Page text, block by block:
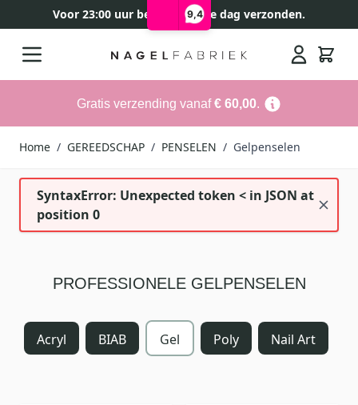
9,4
Voor 23:00 uur besteld, zelfde dag verzonden.
Gratis verzending vanaf€ 60,00.
Home / GEREEDSCHAP / PENSELEN / Gelpenselen
SyntaxError: Unexpected token < in JSON at
position 0
PROFESSIONELE GELPENSELEN
Acryl BIAB Gel Poly Nail Art